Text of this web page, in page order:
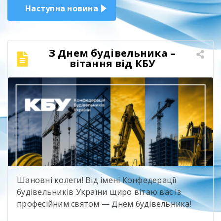
Наступна новина
З Днем будівельника –
вітання від КБУ
Шановні колеги! Від імені Конфедерації
будівельників України щиро вітаю вас із
професійним святом — Днем будівельника!